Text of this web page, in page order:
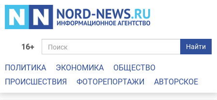
16+ Найти
ПОЛИТИКА ЭКОНОМИКА
ОБЩЕСТВО
ПРОИСШЕСТВИЯ
ФОТОРЕПОРТАЖИ АВТОРСКОЕ